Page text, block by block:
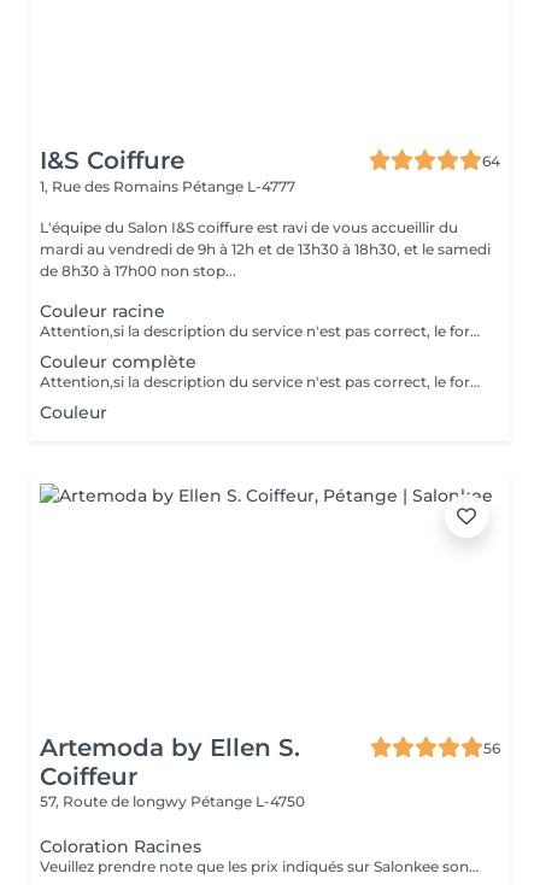
I&S Coiffure
64
1, Rue des Romains Pétange L-4777
L'équipe du Salon I&S coiffure est ravi de vous accueillir du
mardi au vendredi de 9h à 12h et de 13h30 à 18h30, et le samedi
de 8h30 à 17h00 non stop...
Couleur racine
Attention,si la description du service n'est pas correct, le forfait pourra ne pas être exécutée en entier,néanmoins la meilleure solution sera adaptée, ainsi que la différence de prix appliquée sur place. Le prix sera adaptée en supplément - à la difficulté - au supplément de produits - d'autres nécessaires techniques
Couleur complète
Attention,si la description du service n'est pas correct, le forfait pourra ne pas être exécutée en entier,néanmoins la meilleure solution sera adaptée, ainsi que la différence de prix appliquée sur place. Le prix sera adaptée en supplément - à la difficulté - au supplément de produits - d'autres nécessaires techniques
Couleur
Artemoda by Ellen S.
Coiffeur
56
57, Route de longwy Pétange L-4750
Coloration Racines
Veuillez prendre note que les prix indiqués sur Salonkee sont communiqués à titre informatif et s'entendent de base. Ces derniers sont susceptibles de varier selon le diagnostic réalisé à votre arrivée au salon et l'expertise du professionnel à qui vous confiez votre beauté. Dans tous les cas, un devis précis vous sera proposé et toutes réalisations de prestations seront effectuées avec votre accord. Un grand merci d'avance pour votre compréhension. Au plaisir de vous recevoir très vite.